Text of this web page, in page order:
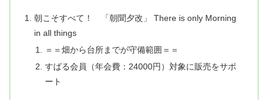
朝こそすべて！ 「朝聞夕改」 There is only Morning
in all things
＝＝畑から台所までが守備範囲＝＝
すばる会員（年会費：24000円）対象に販売をサポ
ート